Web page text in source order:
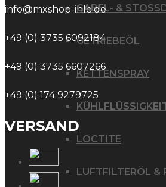
GABEL- &
GETRIEBEÖL
KETTENSPRAY
LOCTITE
LUFTFILTERÖL &
info@mxshop-ihle.de
+49 (0) 3735 6092184
+49 (0) 3735 6607266
+49 (0) 174 9279725
VERSAND